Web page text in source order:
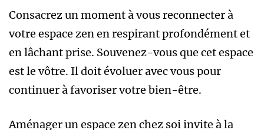
Consacrez un moment à vous reconnecter à
votre espace zen en respirant profondément et
en lâchant prise. Souvenez-vous que cet espace
est le vôtre. Il doit évoluer avec vous pour
continuer à favoriser votre bien-être.
Aménager un espace zen chez soi invite à la